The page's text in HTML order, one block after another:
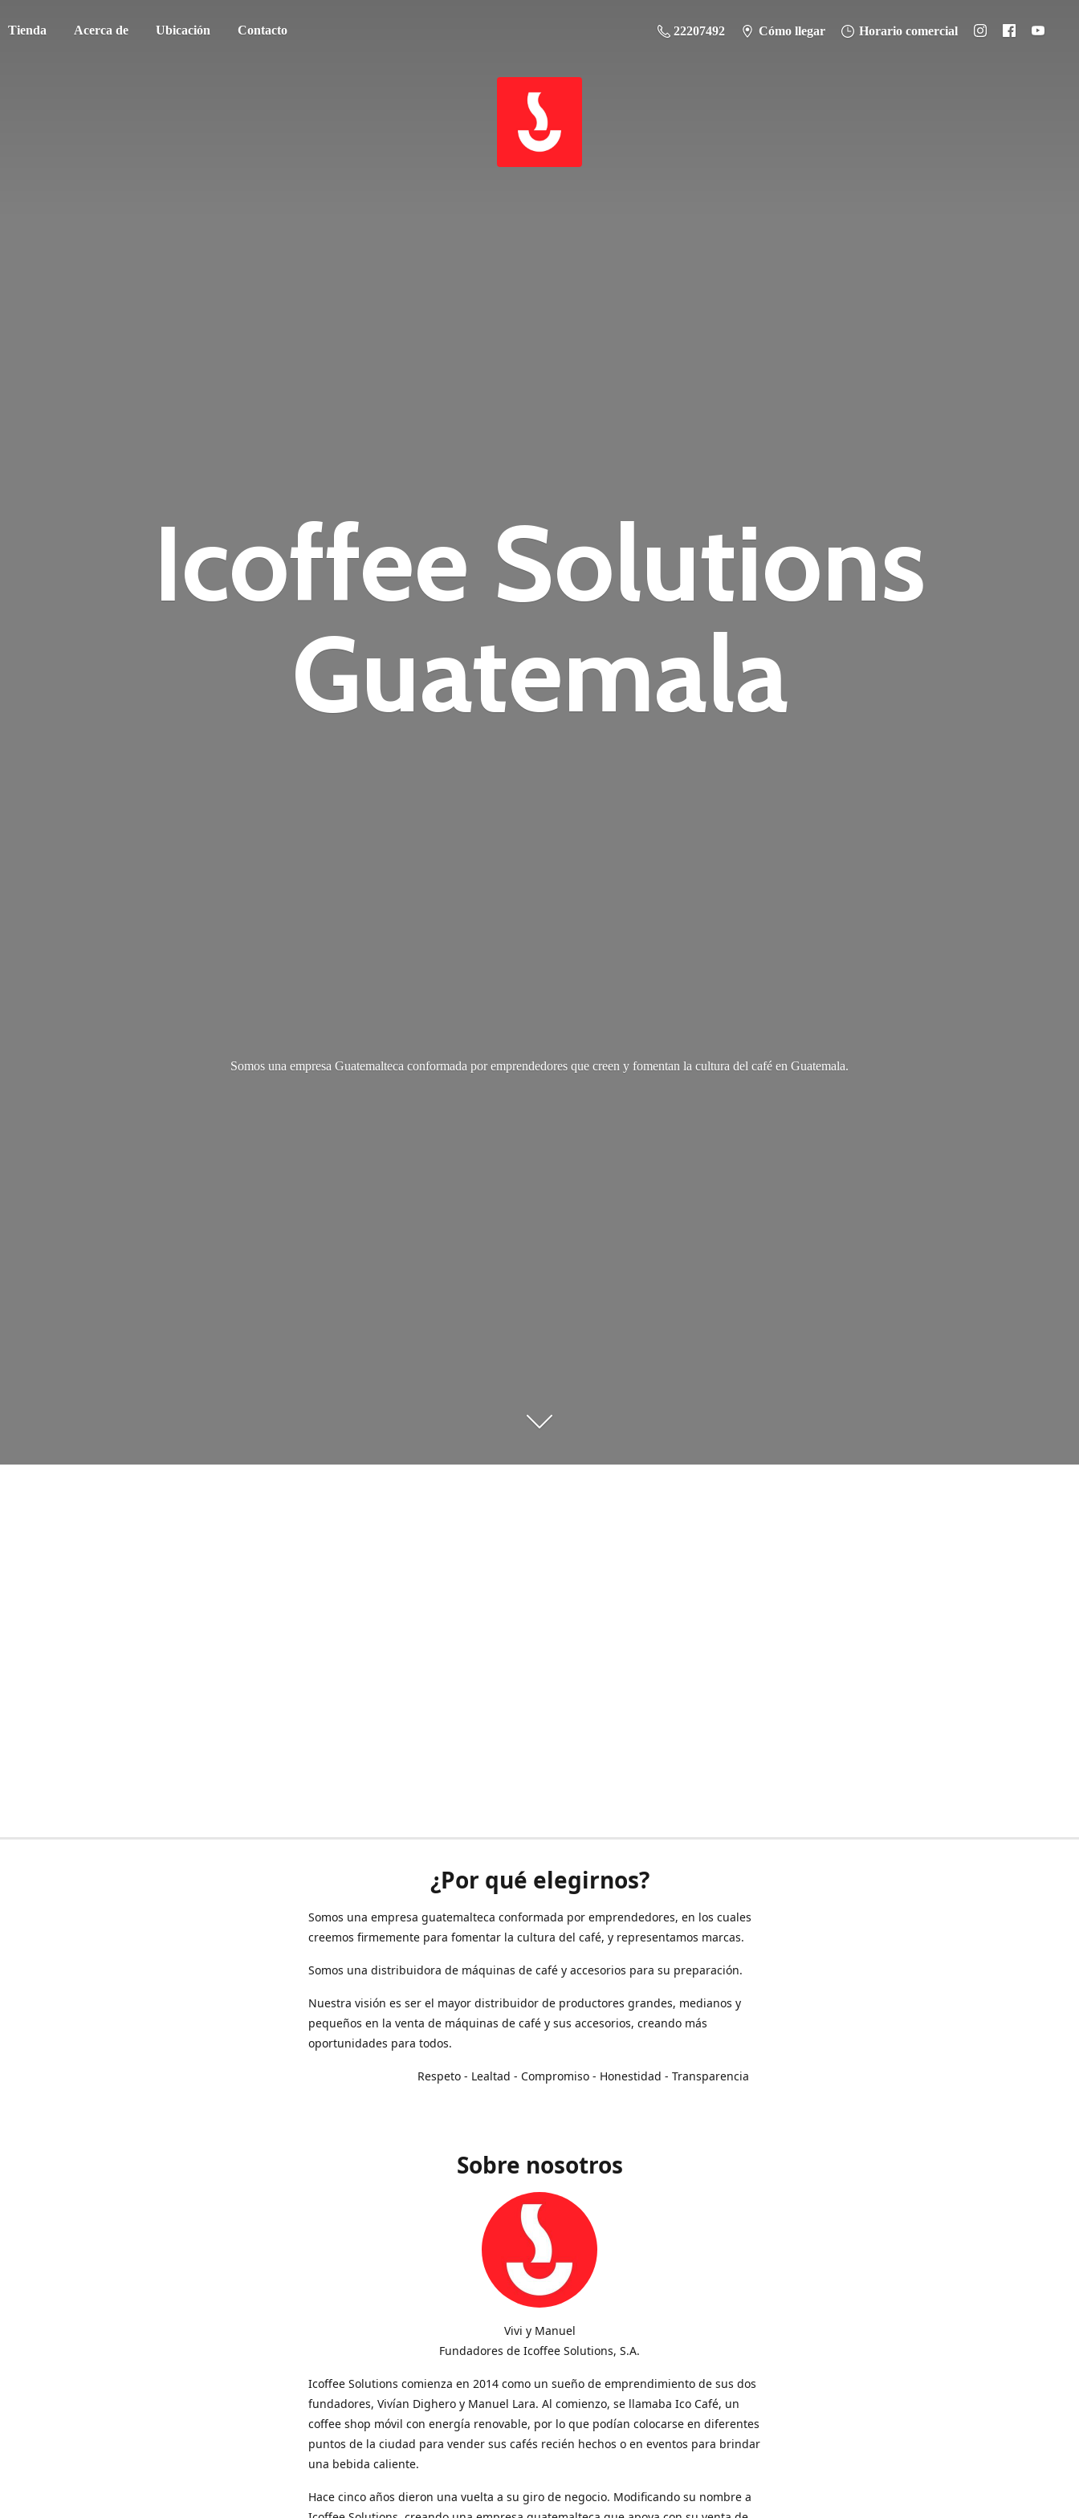
Tienda Acerca de Ubicación Contacto 22207492 Cómo llegar Horario comercial
Icoffee Solutions
Guatemala
Somos una empresa Guatemalteca conformada por emprendedores que creen y fomentan la cultura del café en Guatemala.
¿Por qué elegirnos?
Somos una empresa guatemalteca conformada por emprendedores, en los cuales
creemos firmemente para fomentar la cultura del café, y representamos marcas.
Somos una distribuidora de máquinas de café y accesorios para su preparación.
Nuestra visión es ser el mayor distribuidor de productores grandes, medianos y
pequeños en la venta de máquinas de café y sus accesorios, creando más
oportunidades para todos.
Respeto - Lealtad - Compromiso - Honestidad - Transparencia
Sobre nosotros
Vivi y Manuel
Fundadores de Icoffee Solutions, S.A.
Icoffee Solutions comienza en 2014 como un sueño de emprendimiento de sus dos
fundadores, Vivían Dighero y Manuel Lara. Al comienzo, se llamaba Ico Café, un
coffee shop móvil con energía renovable, por lo que podían colocarse en diferentes
puntos de la ciudad para vender sus cafés recién hechos o en eventos para brindar
una bebida caliente.
Hace cinco años dieron una vuelta a su giro de negocio. Modificando su nombre a